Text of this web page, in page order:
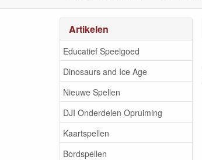
Artikelen
Educatief Speelgoed
Dinosaurs and Ice Age
Nieuwe Spellen
DJI Onderdelen Opruiming
Kaartspellen
Bordspellen